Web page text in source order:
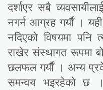
दर्शाएर सबै
नगर्न आग्रह गर्यौं ।
नदिएको विषयमा पनि
राखेर संस्थागत रूपमा
छलफल गर्यौं । अन्य
समन्वय भइरहेको छ ।